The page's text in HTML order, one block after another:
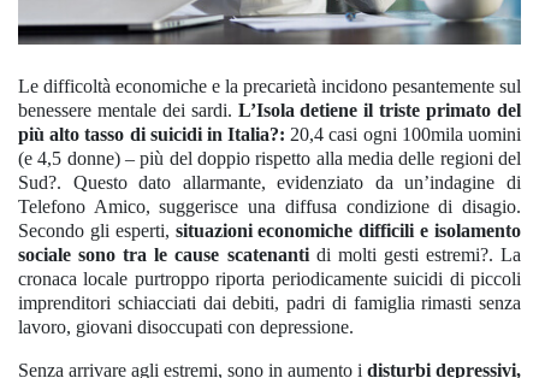
Le difficoltà economiche e la precarietà incidono pesantemente sul
benessere mentale dei sardi. L’Isola detiene il triste primato del
più alto tasso di suicidi in Italia?: 20,4 casi ogni 100mila uomini
(e 4,5 donne) – più del doppio rispetto alla media delle regioni del
Sud?. Questo dato allarmante, evidenziato da un’indagine di
Telefono Amico, suggerisce una diffusa condizione di disagio.
Secondo gli esperti, situazioni economiche difficili e isolamento
sociale sono tra le cause scatenantidi molti gesti estremi?. La
cronaca locale purtroppo riporta periodicamente suicidi di piccoli
imprenditori schiacciati dai debiti, padri di famiglia rimasti senza
lavoro, giovani disoccupati con depressione.
Senza arrivare agli estremi, sono in aumento i disturbi depressivi,